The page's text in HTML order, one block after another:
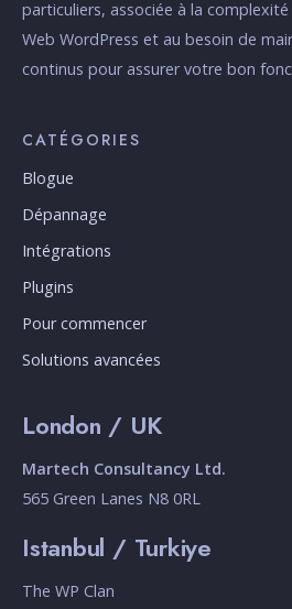
particuliers, associée à la
Web WordPress et au besoin de
continus pour assurer votre bon
CATÉGORIES
Blogue
Dépannage
Intégrations
Plugins
Pour commencer
Solutions avancées
London / UK
Martech Consultancy Ltd.
565 Green Lanes N8 0RL
Istanbul / Turkiye
The WP Clan